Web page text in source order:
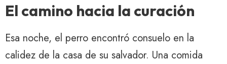
El camino hacia la curación
Esa noche, el perro encontró consuelo en la
calidez de la casa de su salvador. Una comida